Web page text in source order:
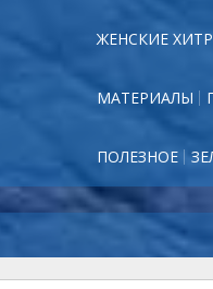
ЖЕНСКИЕ
МАТЕРИАЛЫ
ПОЛЕЗНОЕ